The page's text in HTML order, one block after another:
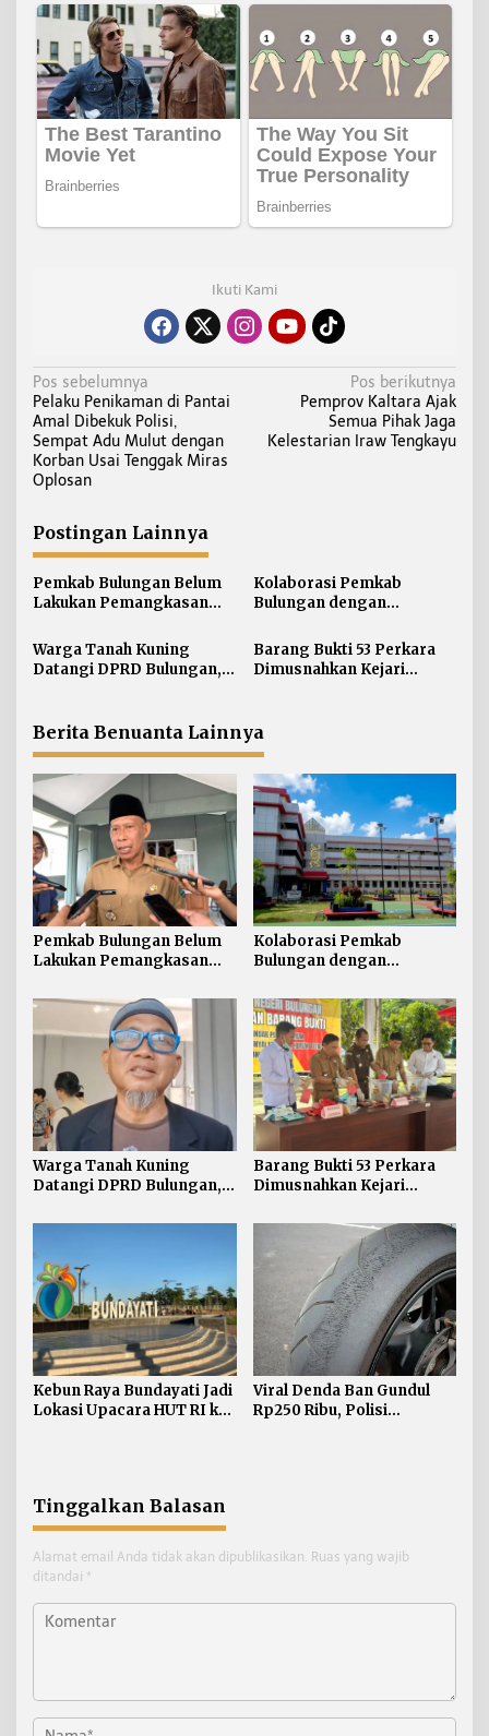
Ikuti Kami
N
a
v
i
g
s
i
p
s
Pos sebelumnya
Pelaku Penikaman di Pantai
Amal Dibekuk Polisi,
Sempat Adu Mulut dengan
Korban Usai Tenggak Miras
Oplosan
Pos berikutnya
Pemprov Kaltara Ajak
Semua Pihak Jaga
Kelestarian Iraw Tengkayu
Postingan Lainnya
Pemkab Bulungan Belum
Lakukan Pemangkasan
Ada Arahan Pusat
Kolaborasi Pemkab
Bulungan dengan
Desa/Kelurahan Satu
Sarjana
Warga Tanah Kuning
Datangi DPRD Bulungan,
Diselesaikan
Barang Bukti 53 Perkara
Dimusnahkan Kejari
Berita Benuanta Lainnya
Pemkab Bulungan Belum
Lakukan Pemangkasan
Ada Arahan Pusat
Kolaborasi Pemkab
Bulungan dengan
Desa/Kelurahan Satu
Sarjana
Warga Tanah Kuning
Datangi DPRD Bulungan,
Persen segera
Barang Bukti 53 Perkara
Dimusnahkan Kejari
Didominasi Kasus Sabu
Kebun Raya Bundayati Jadi
Lokasi Upacara HUT RI ke-
Viral Denda Ban Gundul
Rp250 Ribu, Polisi
Tinggalkan Balasan
Alamat email Anda tidak akan dipublikasikan. Ruas yang wajib
ditandai *